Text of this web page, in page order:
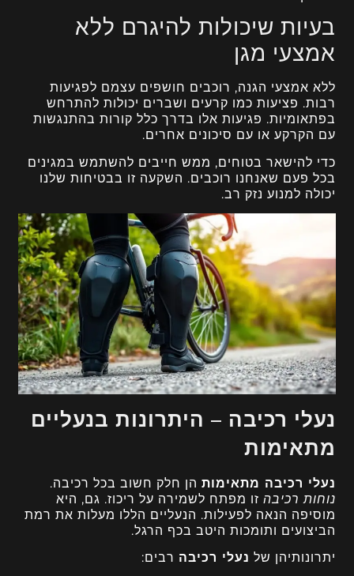
בעיות שיכולות להיגרם ללא
אמצעי מגן
ללא אמצעי הגנה, רוכבים חושפים עצמם לפגיעות
רבות. פציעות כמו קרעים ושברים יכולות להתרחש
בפתאומיות. פגיעות אלו בדרך כלל קורות בהתנגשות
עם הקרקע או עם סיכונים אחרים.
כדי להישאר בטוחים, ממש חייבים להשתמש במגינים
בכל פעם שאנחנו רוכבים. השקעה זו בבטיחות שלנו
יכולה למנוע נזק רב.
נעלי רכיבה – היתרונות בנעליים
מתאימות
נעלי רכיבה מתאימות הן חלק חשוב בכל רכיבה.
נוחות רכיבה זו מפתח לשמירה על ריכוז. גם, היא
מוסיפה הנאה לפעילות. הנעליים הללו מעלות את רמת
הביצועים ותומכות היטב בכף הרגל.
יתרונותיהן של נעלי רכיבה רבים: